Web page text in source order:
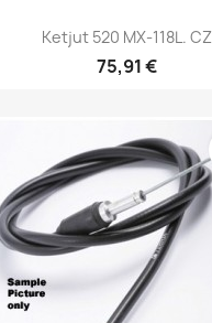
Ketjut 520 MX-118L. CZ
75,91 €